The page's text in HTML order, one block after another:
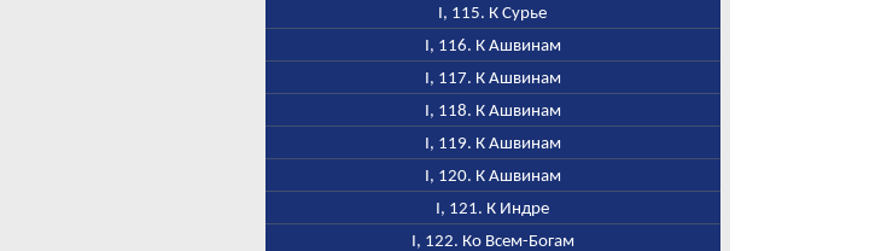
I, 115. К Сурье
I, 116. К Ашвинам
I, 117. К Ашвинам
I, 118. К Ашвинам
I, 119. К Ашвинам
I, 120. К Ашвинам
I, 121. К Индре
I, 122. Ко Всем-Богам